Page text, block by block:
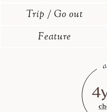
Trip / Go out
Feature